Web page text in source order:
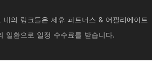
의 링크들은 제휴 파트너스 & 어필리에이트
일환으로 일정 수수료를 받습니다.